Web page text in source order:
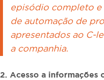
episódio completo e
de automação de
apresentados ao C-
a companhia.
2. Acesso a informações